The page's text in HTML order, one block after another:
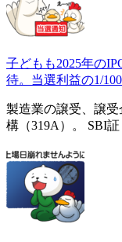
子どもも2025年の
待。当選利益の1/
製造業の譲受、譲
構（319A）。 SBI証